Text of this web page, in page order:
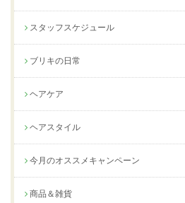
スタッフスケジュール
ブリキの日常
ヘアケア
ヘアスタイル
今月のオススメキャンペーン
商品＆雑貨